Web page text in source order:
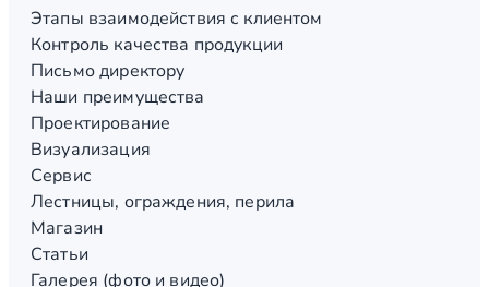
Этапы взаимодействия с клиентом
Контроль качества продукции
Письмо директору
Наши преимущества
Проектирование
Визуализация
Сервис
Лестницы, ограждения, перила
Магазин
Статьи
Галерея (фото и видео)